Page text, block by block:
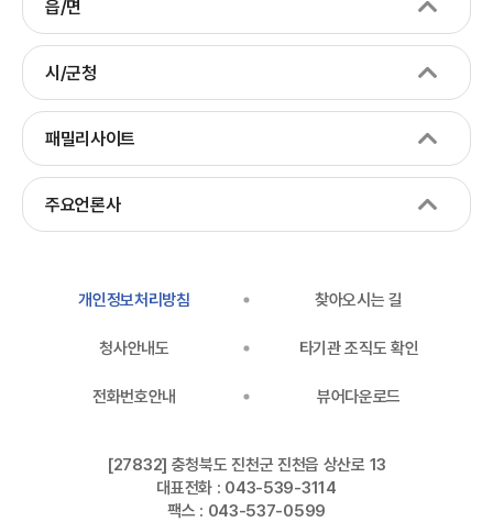
읍/면
시/군청
패밀리사이트
주요언론사
개인정보처리방침 찾아오시는 길
청사안내도 타기관 조직도 확인
전화번호안내 뷰어다운로드
[27832] 충청북도 진천군 진천읍 상산로 13
대표전화 : 043-539-3114
팩스 : 043-537-0599